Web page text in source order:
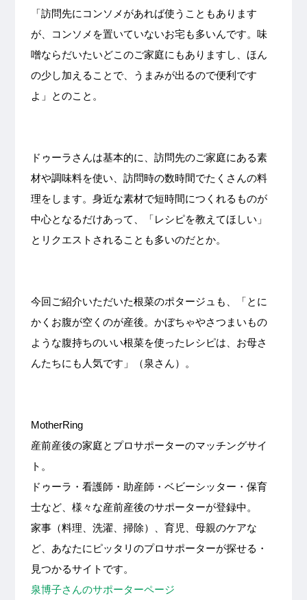
「訪問先にコンソメがあれば使うこともあります
が、コンソメを置いていないお宅も多いんです。味
噌ならだいたいどこのご家庭にもありますし、ほん
の少し加えることで、うまみが出るので便利です
よ」とのこと。
ドゥーラさんは基本的に、訪問先のご家庭にある素
材や調味料を使い、訪問時の数時間でたくさんの料
理をします。身近な素材で短時間につくれるものが
中心となるだけあって、「レシピを教えてほしい」
とリクエストされることも多いのだとか。
今回ご紹介いただいた根菜のポタージュも、「とに
かくお腹が空くのが産後。かぼちゃやさつまいもの
ような腹持ちのいい根菜を使ったレシピは、お母さ
んたちにも人気です」（泉さん）。
MotherRing
産前産後の家庭とプロサポーターのマッチングサイ
ト。
ドゥーラ・看護師・助産師・ベビーシッター・保育
士など、様々な産前産後のサポーターが登録中。
家事（料理、洗濯、掃除）、育児、母親のケアな
ど、あなたにピッタリのプロサポーターが探せる・
見つかるサイトです。
泉博子さんのサポーターページ